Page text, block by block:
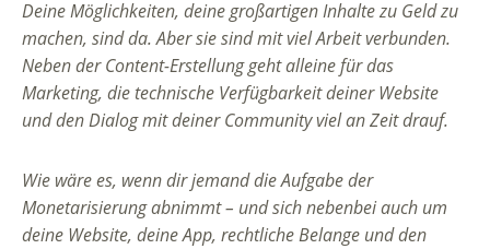
Deine Möglichkeiten, deine großartigen Inhalte zu Geld zu
machen, sind da. Aber sie sind mit viel Arbeit verbunden.
Neben der Content-Erstellung geht alleine für das
Marketing, die technische Verfügbarkeit deiner Website
und den Dialog mit deiner Community viel an Zeit drauf.
Wie wäre es, wenn dir jemand die Aufgabe der
Monetarisierung abnimmt – und sich nebenbei auch um
deine Website, deine App, rechtliche Belange und den